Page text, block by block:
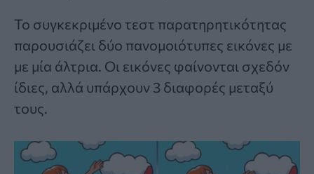
Το συγκεκριμένο τεστ παρατηρητικότητας
παρουσιάζει δύο πανομοιότυπες εικόνες με
με μία άλτρια. Οι εικόνες φαίνονται σχεδόν
ίδιες, αλλά υπάρχουν 3 διαφορές μεταξύ
τους.